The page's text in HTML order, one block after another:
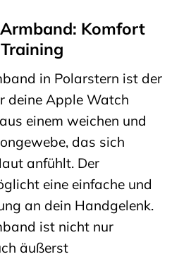
Komfort
in Polarstern ist der
deine Apple Watch
einem weichen und
das sich
anfühlt. Der
eine einfache und
an dein Handgelenk.
ist nicht nur
äußerst